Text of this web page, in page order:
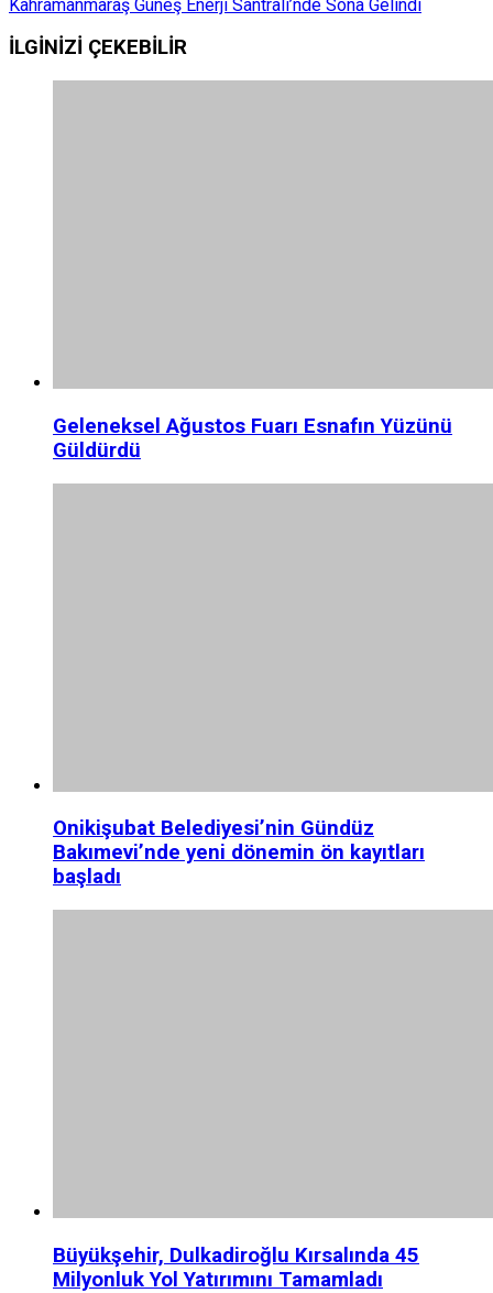
Kahramanmaraş Güneş Enerji Santrali’nde Sona Gelindi
İLGİNİZİ ÇEKEBİLİR
Geleneksel Ağustos Fuarı Esnafın Yüzünü
Güldürdü
Onikişubat Belediyesi’nin Gündüz
Bakımevi’nde yeni dönemin ön kayıtları
başladı
Büyükşehir, Dulkadiroğlu Kırsalında 45
Milyonluk Yol Yatırımını Tamamladı